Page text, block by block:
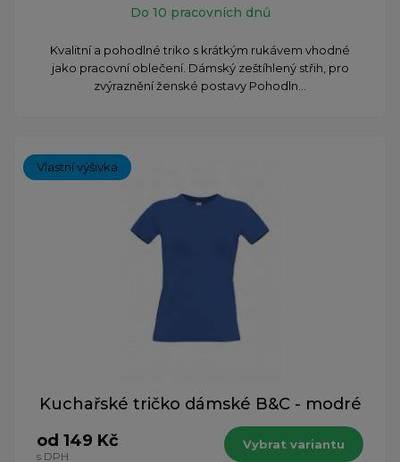
Do 10 pracovních dnů
Kvalitní a pohodlné triko s krátkým rukávem vhodné
jako pracovní oblečení. Dámský zeštíhlený střih, pro
zvýraznění ženské postavy Pohodln...
Vlastní výšivka
Kuchařské tričko dámské B&C - modré
od 149 Kč
s DPH
Vybrat variantu